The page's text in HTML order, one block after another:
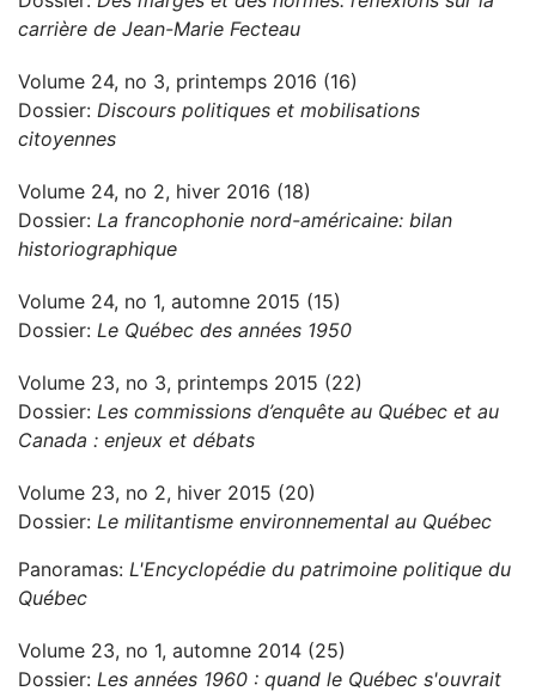
carrière de Jean-Marie Fecteau
Volume 24, no 3, printemps 2016 (16)
Dossier: Discours politiques et mobilisations
citoyennes
Volume 24, no 2, hiver 2016 (18)
Dossier: La francophonie nord-américaine: bilan
historiographique
Volume 24, no 1, automne 2015 (15)
Dossier: Le Québec des années 1950
Volume 23, no 3, printemps 2015 (22)
Dossier: Les commissions d’enquête au Québec et au
Canada : enjeux et débats
Volume 23, no 2, hiver 2015 (20)
Dossier: Le militantisme environnemental au Québec
Panoramas: L'Encyclopédie du patrimoine politique du
Québec
Volume 23, no 1, automne 2014 (25)
Dossier: Les années 1960 : quand le Québec s'ouvrait